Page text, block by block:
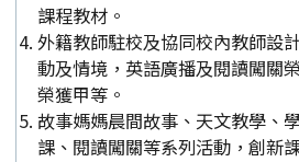
課程教材。
外籍教師駐校及協同校內教師設
動及情境，英語廣播及閱讀闖關
榮獲甲等。
故事媽媽晨間故事、天文教學、
課、閱讀闖關等系列活動，創新